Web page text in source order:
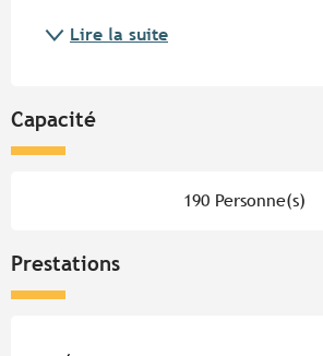
Lire la suite
Capacité
190 Personne(s)
Prestations